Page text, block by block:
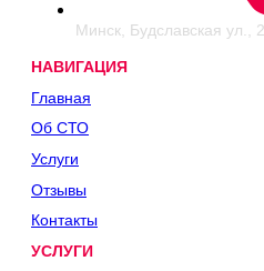
Минск, Будславская ул.,
НАВИГАЦИЯ
Главная
Об СТО
Услуги
Отзывы
Контакты
УСЛУГИ